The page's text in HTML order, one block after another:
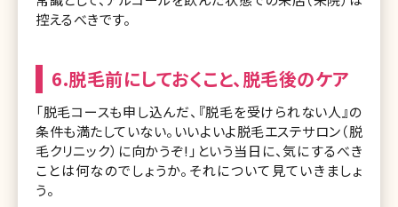
控えるべきです。
6.脱毛前にしておくこと、脱毛後のケア
「脱毛コースも申し込んだ、『脱毛を受けられない人』の
条件も満たしていない。いいよいよ脱毛エステサロン（脱
毛クリニック）に向かうぞ!」という当日に、気にするべき
ことは何なのでしょうか。それについて見ていきましょ
う。